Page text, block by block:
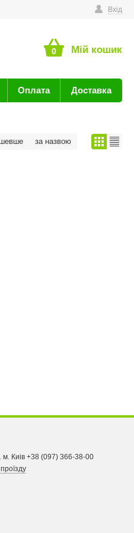
Вхід
0 Мій кошик
Оплата Доставка
за назвою
м. Киів +38 (097) 366-38-00